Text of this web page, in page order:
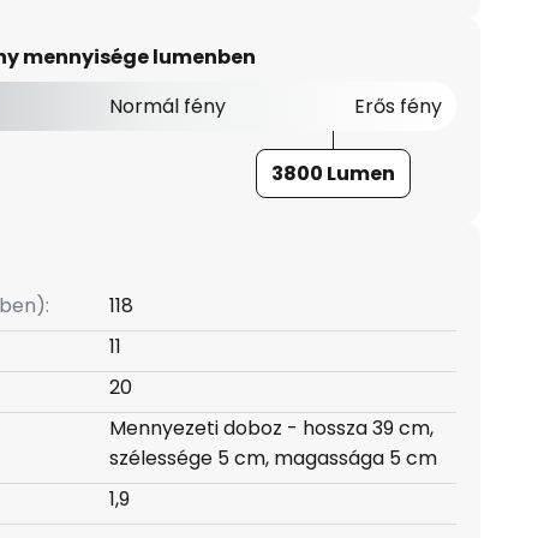
mennyisége lumenben
Normál fény Erős fény
3800 Lumen
118
11
20
Mennyezeti doboz - hossza 39 cm,
szélessége 5 cm, magassága 5 cm
1,9